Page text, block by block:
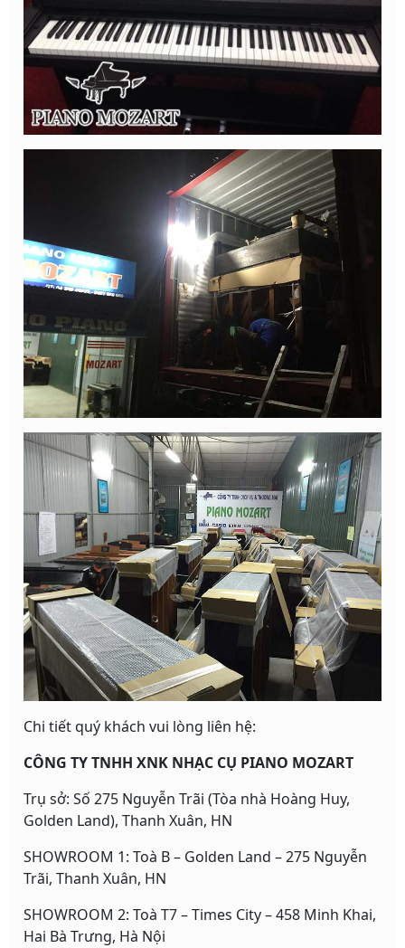
Chi tiết quý khách vui lòng liên hệ:
CÔNG TY TNHH XNK NHẠC CỤ PIANO MOZART
Trụ sở: Số 275 Nguyễn Trãi (Tòa nhà Hoàng Huy,
Golden Land), Thanh Xuân, HN
SHOWROOM 1: Toà B – Golden Land – 275 Nguyễn
Trãi, Thanh Xuân, HN
SHOWROOM 2: Toà T7 – Times City – 458 Minh Khai,
Hai Bà Trưng, Hà Nội